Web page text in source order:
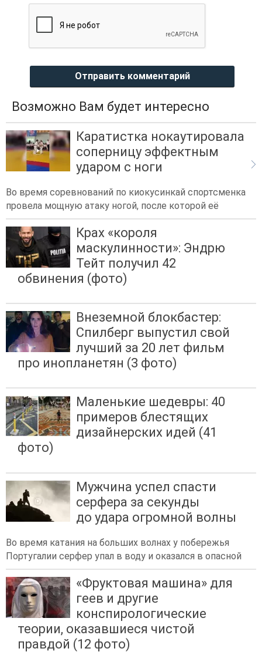
Отправить комментарий
Возможно Вам будет интересно
Каратистка нокаутировала
соперницу эффектным
ударом с ноги
Во время соревнований по киокусинкай спортсменка
провела мощную атаку ногой, после которой её
Крах «короля
маскулинности»: Эндрю
Тейт получил 42
обвинения (фото)
Внеземной блокбастер:
Спилберг выпустил свой
лучший за 20 лет фильм
про инопланетян (3 фото)
Маленькие шедевры: 40
примеров блестящих
дизайнерских идей (41
фото)
Мужчина успел спасти
серфера за секунды
до удара огромной волны
Во время катания на больших волнах у побережья
Португалии серфер упал в воду и оказался в опасной
«Фруктовая машина» для
геев и другие
конспирологические
теории, оказавшиеся чистой
правдой (12 фото)